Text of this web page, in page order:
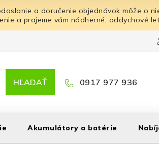
a doručenie objednávok môže o
a prajeme vám nádherné, oddychové
HĽADAŤ 0917 977 936
Akumulátory a batérie